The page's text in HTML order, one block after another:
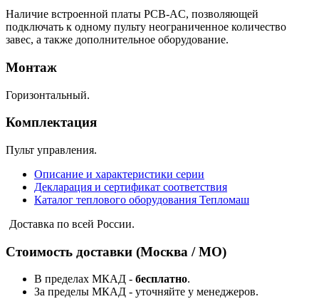
Наличие встроенной платы PCB-AC, позволяющей
подключать к одному пульту неограниченное количество
завес, а также дополнительное оборудование.
Монтаж
Горизонтальный.
Комплектация
Пульт управления.
Описание и характеристики серии
Декларация и сертификат соответствия
Каталог теплового оборудования Тепломаш
Доставка по всей России.
Стоимость доставки (Москва / МО)
В пределах МКАД - бесплатно.
За пределы МКАД - уточняйте у менеджеров.